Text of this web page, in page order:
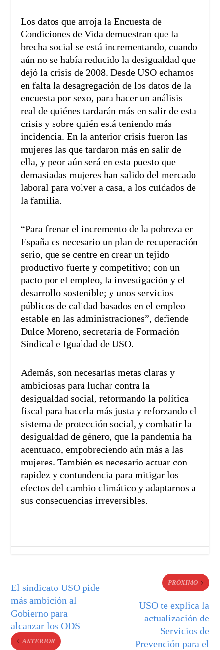
Los datos que arroja la Encuesta de
Condiciones de Vida demuestran que la
brecha social se está incrementando, cuando
aún no se había reducido la desigualdad que
dejó la crisis de 2008. Desde USO echamos
en falta la desagregación de los datos de la
encuesta por sexo, para hacer un análisis
real de quiénes tardarán más en salir de esta
crisis y sobre quién está teniendo más
incidencia. En la anterior crisis fueron las
mujeres las que tardaron más en salir de
ella, y peor aún será en esta puesto que
demasiadas mujeres han salido del mercado
laboral para volver a casa, a los cuidados de
la familia.
“Para frenar el incremento de la pobreza en
España es necesario un plan de recuperación
serio, que se centre en crear un tejido
productivo fuerte y competitivo; con un
pacto por el empleo, la investigación y el
desarrollo sostenible; y unos servicios
públicos de calidad basados en el empleo
estable en las administraciones”, defiende
Dulce Moreno, secretaria de Formación
Sindical e Igualdad de USO.
Además, son necesarias metas claras y
ambiciosas para luchar contra la
desigualdad social, reformando la política
fiscal para hacerla más justa y reforzando el
sistema de protección social, y combatir la
desigualdad de género, que la pandemia ha
acentuado, empobreciendo aún más a las
mujeres. También es necesario actuar con
rapidez y contundencia para mitigar los
efectos del cambio climático y adaptarnos a
sus consecuencias irreversibles.
El sindicato USO pide
más ambición al
Gobierno para
alcanzar los ODS
ANTERIOR
PRÓXIMO
USO te explica la
actualización de
Servicios de
Prevención para el